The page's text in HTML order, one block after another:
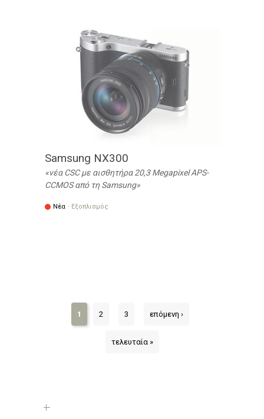
Samsung NX300
νέα CSC με αισθητήρα 20,3 Megapixel APS-
CCMOS από τη Samsung
Νέα · Εξοπλισμός
1 2 3 επόμενη ›
τελευταία »